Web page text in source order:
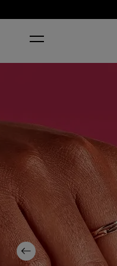
Previous